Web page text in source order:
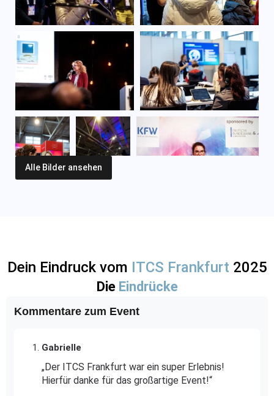
Alle Bilder ansehen
Dein Eindruck vom ITCS Frankfurt 2025
Die Eindrücke
Kommentare zum Event
Gabrielle
„Der ITCS Frankfurt war ein super Erlebnis!
Hierfür danke für das großartige Event!“